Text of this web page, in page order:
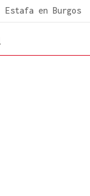
Estafa en Burgos